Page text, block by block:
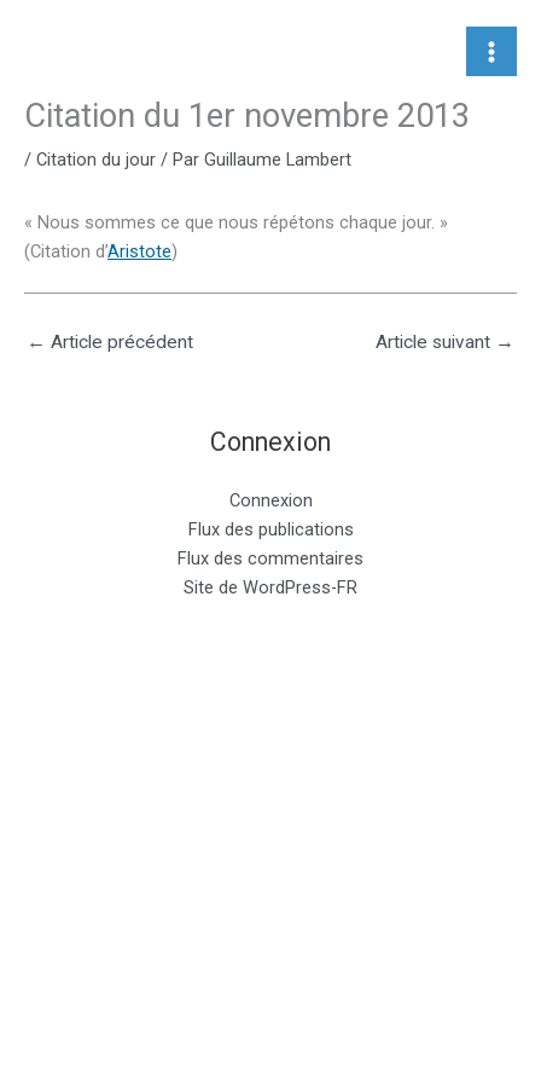
Citation du 1er novembre 2013
/ Citation du jour / Par Guillaume Lambert
« Nous sommes ce que nous répétons chaque jour. »
(Citation d’Aristote)
← Article précédent Article suivant →
Connexion
Connexion
Flux des publications
Flux des commentaires
Site de WordPress-FR